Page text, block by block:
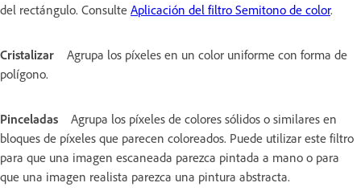
del rectángulo. Consulte Aplicación del filtro Semitono de color.
Cristalizar
Agrupa los píxeles en un color uniforme con forma de
polígono.
Pinceladas
Agrupa los píxeles de colores sólidos o similares en
bloques de píxeles que parecen coloreados. Puede utilizar este filtro
para que una imagen escaneada parezca pintada a mano o para
que una imagen realista parezca una pintura abstracta.